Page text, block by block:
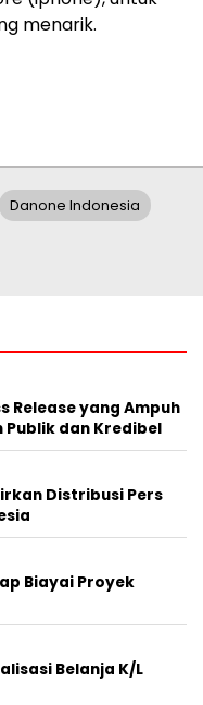
menarik.
Danone Indonesia
Release yang Ampuh
dan Kredibel
Distribusi Pers
Biayai Proyek
Belanja K/L